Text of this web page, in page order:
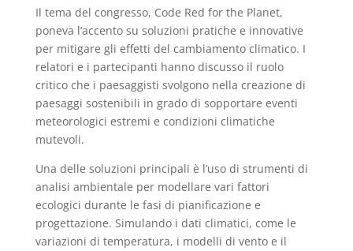
Il tema del congresso, Code Red for the Planet,
poneva l’accento su soluzioni pratiche e innovative
per mitigare gli effetti del cambiamento climatico. I
relatori e i partecipanti hanno discusso il ruolo
critico che i paesaggisti svolgono nella creazione di
paesaggi sostenibili in grado di sopportare eventi
meteorologici estremi e condizioni climatiche
mutevoli.
Una delle soluzioni principali è l’uso di strumenti di
analisi ambientale per modellare vari fattori
ecologici durante le fasi di pianificazione e
progettazione. Simulando i dati climatici, come le
variazioni di temperatura, i modelli di vento e il